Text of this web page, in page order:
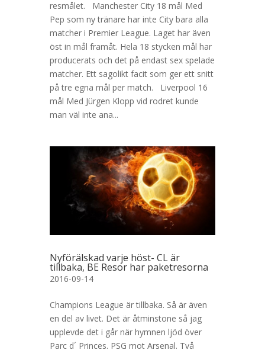
resmålet. Manchester City 18 mål Med
Pep som ny tränare har inte City bara alla
matcher i Premier League. Laget har även
öst in mål framåt. Hela 18 stycken mål har
producerats och det på endast sex spelade
matcher. Ett sagolikt facit som ger ett snitt
på tre egna mål per match. Liverpool 16
mål Med Jürgen Klopp vid rodret kunde
man väl inte ana...
Nyförälskad varje höst- CL är
tillbaka, BE Resor har paketresorna
2016-09-14
Champions League är tillbaka. Så är även
en del av livet. Det är åtminstone så jag
upplevde det i går när hymnen ljöd över
Parc d´ Princes. PSG mot Arsenal. Två